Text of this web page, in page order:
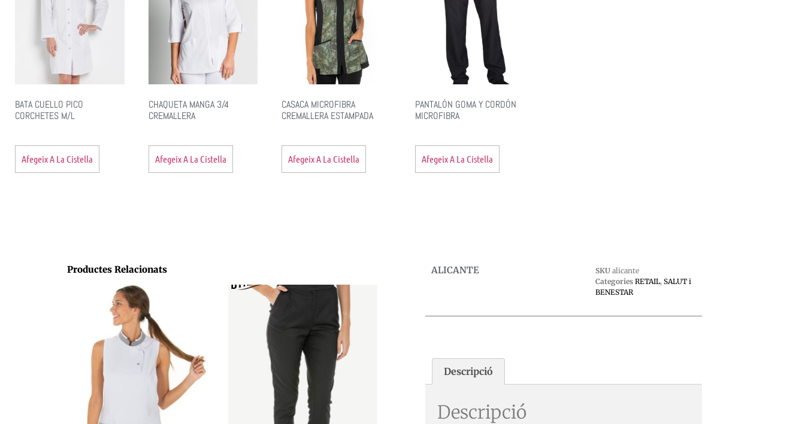
BATA CUELLO PICO
CORCHETES M/L
Afegeix A La Cistella
CHAQUETA MANGA 3/4
CREMALLERA
Afegeix A La Cistella
CASACA MICROFIBRA
CREMALLERA ESTAMPADA
Afegeix A La Cistella
PANTALÓN GOMA Y CORDÓN
MICROFIBRA
Afegeix A La Cistella
Productes Relacionats ALICANTE SKU alicante
Categories RETAIL, SALUT i
BENESTAR
Descripció
Descripció